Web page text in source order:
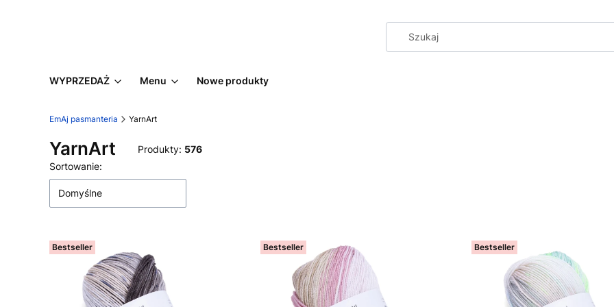
WYPRZEDAŻ Menu Nowe produkty
EmAj pasmanteria YarnArt
YarnArt Produkty: 576
Lista produktów
Sortowanie:
Domyślne
Bestseller Bestseller Bestseller